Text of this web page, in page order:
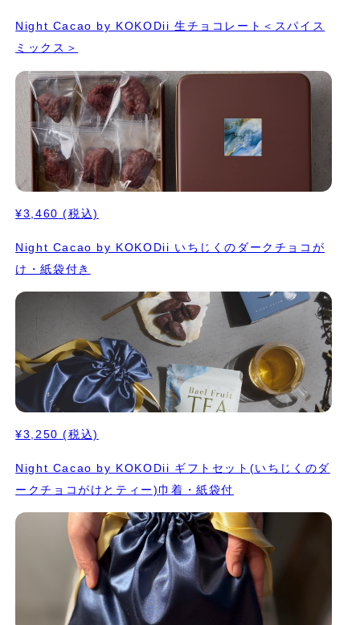
Night Cacao by KOKODii 生チョコレート＜スパイス
ミックス＞
¥3,460 (税込)
Night Cacao by KOKODii いちじくのダークチョコが
け・紙袋付き
¥3,250 (税込)
Night Cacao by KOKODii ギフトセット(いちじくのダ
ークチョコがけとティー)巾着・紙袋付